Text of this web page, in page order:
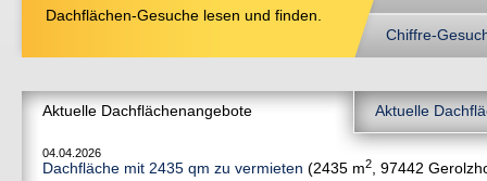
Dachflächen-Gesuche lesen und finden.
Chiffre-
Aktuelle Dachflächenangebote Aktuelle
04.04.2026
Dachfläche mit 2435 qm zu vermieten (2435 m2 , 97442